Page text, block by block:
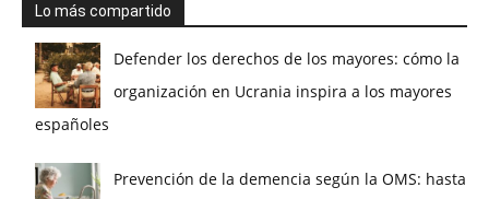
Lo más compartido
Defender los derechos de los mayores: cómo la
organización en Ucrania inspira a los mayores
españoles
Prevención de la demencia según la OMS: hasta